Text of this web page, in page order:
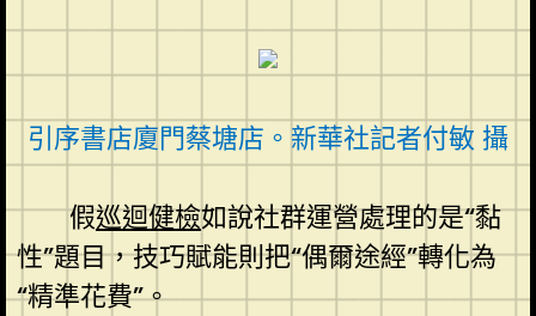
引序書店廈門蔡塘店。新華社記者付敏 攝
假巡迴健檢如說社群運營處理的是“黏
性”題目，技巧賦能則把“偶爾途經”轉化為
“精準花費”。